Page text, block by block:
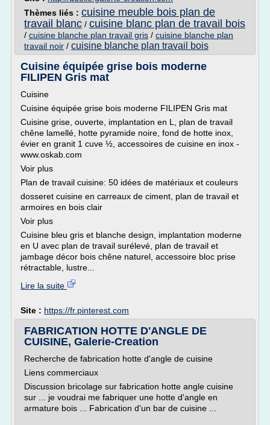
Thèmes liés : cuisine meuble bois plan de
travail blanc / cuisine blanc plan de travail bois
/ cuisine blanche plan travail gris / cuisine blanche plan
travail noir / cuisine blanche plan travail bois
Cuisine équipée grise bois moderne
FILIPEN Gris mat
Cuisine
Cuisine équipée grise bois moderne FILIPEN Gris mat
Cuisine grise, ouverte, implantation en L, plan de travail
chêne lamellé, hotte pyramide noire, fond de hotte inox,
évier en granit 1 cuve ½, accessoires de cuisine en inox -
www.oskab.com
Voir plus
Plan de travail cuisine: 50 idées de matériaux et couleurs
dosseret cuisine en carreaux de ciment, plan de travail et
armoires en bois clair
Voir plus
Cuisine bleu gris et blanche design, implantation moderne
en U avec plan de travail surélevé, plan de travail et
jambage décor bois chêne naturel, accessoire bloc prise
rétractable, lustre...
Lire la suite
Site : https://fr.pinterest.com
FABRICATION HOTTE D'ANGLE DE
CUISINE, Galerie-Creation
Recherche de fabrication hotte d'angle de cuisine
Liens commerciaux
Discussion bricolage sur fabrication hotte angle cuisine
sur ... je voudrai me fabriquer une hotte d'angle en
armature bois ... Fabrication d'un bar de cuisine ...